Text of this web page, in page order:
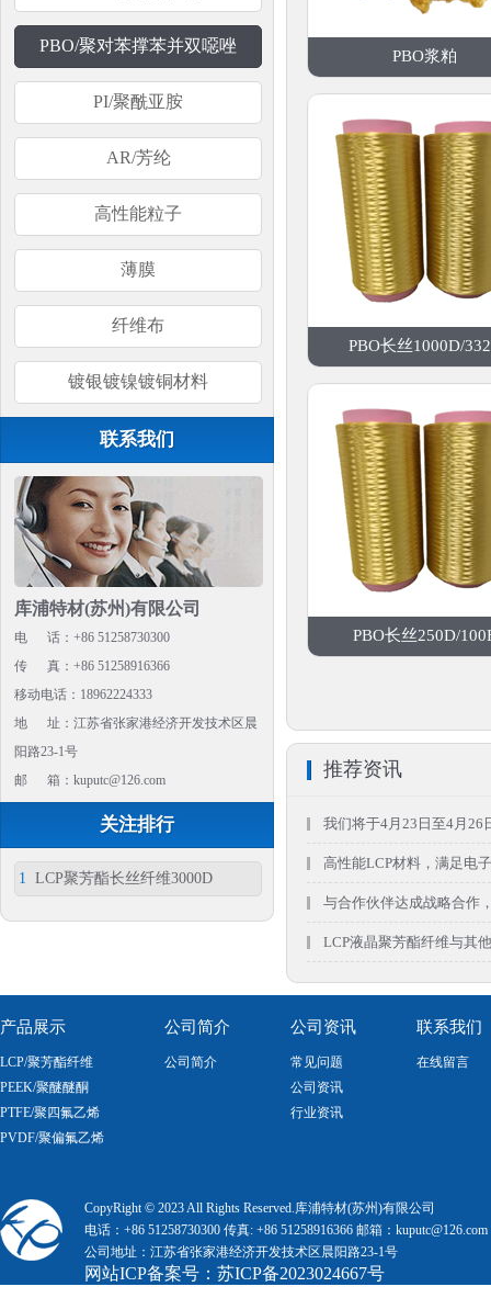
PBO/聚对苯撑苯并双噁唑
PI/聚酰亚胺
AR/芳纶
高性能粒子
薄膜
纤维布
镀银镀镍镀铜材料
联系我们
库浦特材(苏州)有限公司
电 话：+86 51258730300
传 真：+86 51258916366
移动电话：18962224333
地 址：江苏省张家港经济开发技术区晨
阳路23-1号
邮 箱：kuputc@126.com
关注排行
1 LCP聚芳酯长丝纤维3000D
PBO浆粕
PBO长丝1000D/
PBO长丝250D/
推荐资讯
我们将于4月23日至4月26
高性能LCP材料，满足电
与合作伙伴达成战略合作
LCP液晶聚芳酯纤维与其
产品展示
LCP/聚芳酯纤维
PEEK/聚醚醚酮
PTFE/聚四氟乙烯
PVDF/聚偏氟乙烯
公司简介
公司简介
公司资讯
常见问题
公司资讯
行业资讯
联系我们
在线留言
CopyRight © 2023 All Rights Reserved.库浦特材(苏州)有限公司
电话：+86 51258730300 传真: +86 51258916366 邮箱：kuputc@126.com
公司地址：江苏省张家港经济开发技术区晨阳路23-1号
网站ICP备案号： 苏ICP备2023024667号